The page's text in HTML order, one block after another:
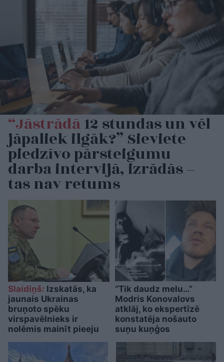
“Jāstrādā12 stundas un vēl
jāpaliek ilgāk?” Sieviete
piedzīvo pārsteigumu
darba intervijā, izrādās –
tas nav retums
Slaidiņš: Izskatās, ka
jaunais Ukrainas
bruņoto spēku
virspavēlnieks ir
nolēmis mainīt pieeju
“Tik daudz melu…”
Modris Konovalovs
atklāj, ko ekspertīzē
konstatēja nošauto
suņu kuņģos